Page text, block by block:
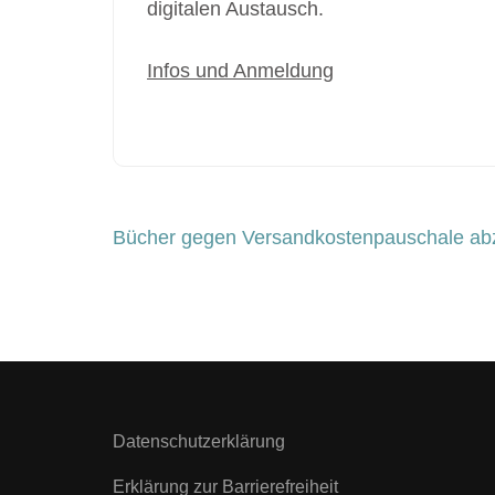
digitalen Austausch.
Infos und Anmeldung
Beitragsnavigation
Bücher gegen Versandkostenpauschale
Datenschutzerklärung
Erklärung zur Barrierefreiheit